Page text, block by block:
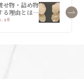
せ物・詰め物
る理由とは